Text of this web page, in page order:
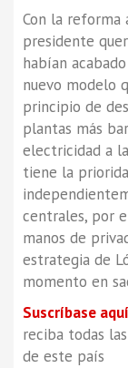
Con la reforma
presidente
habían
nuevo modelo
principio de
plantas más
electricidad a
tiene la
centrales, por
manos de
estrategia de
momento en
Suscríbase aquí
reciba todas
de este país